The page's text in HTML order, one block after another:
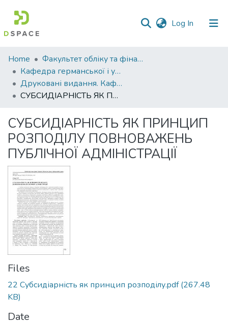
Log In (current)
Communities
&
Collections
All of DSpace
Statistics
Home
Факультет обліку та фінансів
Кафедра германської і української філології
Друковані видання. Кафедра германської і української філології
СУБСИДІАРНІСТЬ ЯК ПРИНЦИП РОЗПОДІЛУ ПОВНОВАЖЕНЬ ПУБЛІЧНОЇ АДМІНІСТРАЦІЇ
СУБСИДІАРНІСТЬ ЯК ПРИНЦИП
РОЗПОДІЛУ ПОВНОВАЖЕНЬ
ПУБЛІЧНОЇ АДМІНІСТРАЦІЇ
Files
22 Субсидіарність як принцип розподілу.pdf(267.48
KB)
Date